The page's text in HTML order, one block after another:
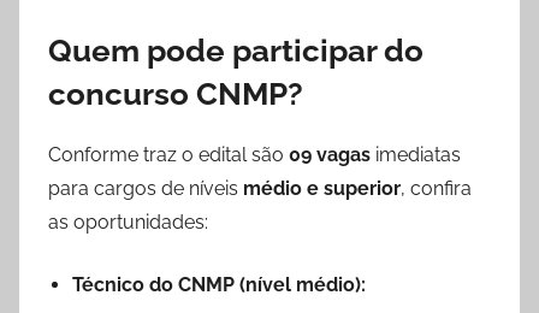
Quem pode participar do
concurso CNMP?
Conforme traz o edital são 09 vagas imediatas
para cargos de níveis médio e superior, confira
as oportunidades:
Técnico do CNMP (nível médio):